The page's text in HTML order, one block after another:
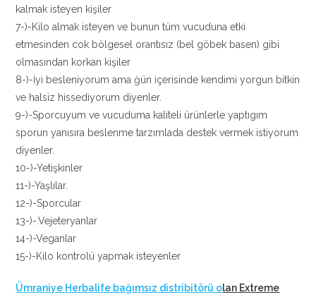
kalmak isteyen kişiler
7-)-Kilo almak isteyen ve bunun tüm vucuduna etki
etmesinden cok bölgesel orantısız (bel göbek basen) gibi
olmasından korkan kişiler
8-)-İyi besleniyorum ama ğün içerisinde kendimi yorgun bitkin
ve halsiz hissediyorum diyenler.
9-)-Sporcuyum ve vucuduma kaliteli ürünlerle yaptıgım
sporun yanısıra beslenme tarzımlada destek vermek istiyorum
diyenler.
10-)-Yetişkinler
11-)-Yaşlılar.
12-)-Sporcular
13-)-.Vejeteryanlar
14-)-Veganlar
15-)-Kilo kontrolü yapmak isteyenler
Ümraniye Herbalife bağımsız distribitörü olan Extreme